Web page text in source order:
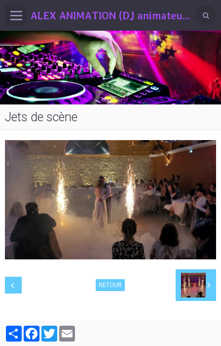
ALEX ANIMATION (DJ animateur professionnel Drôme / Ardèche)
Jets de scène
RETOUR
PartagerFacebook
Twitter